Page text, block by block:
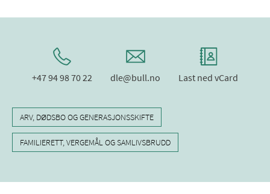
+47 94 98 70 22 dle@bull.no Last ned vCard
ARV, DØDSBO OG GENERASJONSSKIFTE
FAMILIERETT, VERGEMÅL OG SAMLIVSBRUDD